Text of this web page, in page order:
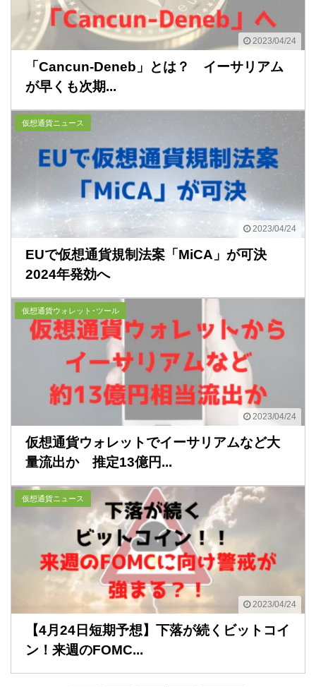
2023/04/24
「Cancun-Deneb」とは？ イーサリアム
が早くも次期...
2023/04/24
仮想通貨ニュース
EUで仮想通貨規制法案「MiCA」が可決
2024年発効へ
2023/04/24
仮想通貨ウォレット･ツール
仮想通貨ウォレットでイーサリアムなど大
量流出か 推定13億円...
2023/04/24
仮想通貨ニュース
【4月24日短期予想】下落が続くビットコイ
ン！来週のFOMC...